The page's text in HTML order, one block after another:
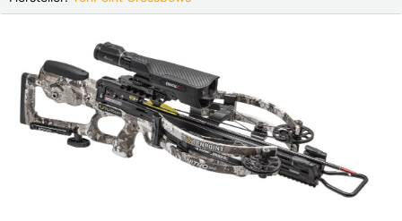
Finnland |€ Frankreich |€
Italien |€
Lettland |€ Litauen |
Niederlande |€ Österreich |€
Schweden | kr